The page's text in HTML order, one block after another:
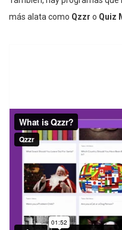
más alata como Qzzr o Quiz